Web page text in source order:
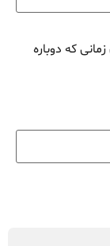
که دوباره